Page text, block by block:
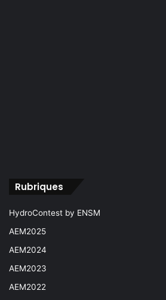
Rubriques
HydroContest by ENSM
AEM2025
AEM2024
AEM2023
AEM2022